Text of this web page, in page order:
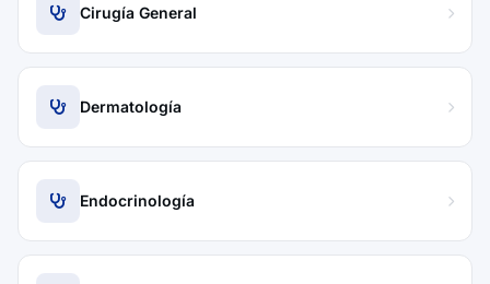
Cirugía General
Dermatología
Endocrinología